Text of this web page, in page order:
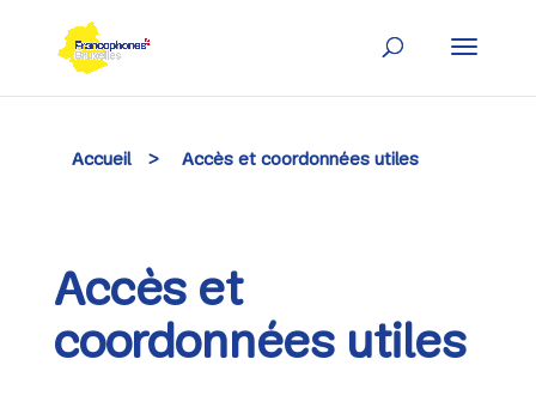
content
Accueil > Accès et coordonnées utiles
Accès et
coordonnées utiles